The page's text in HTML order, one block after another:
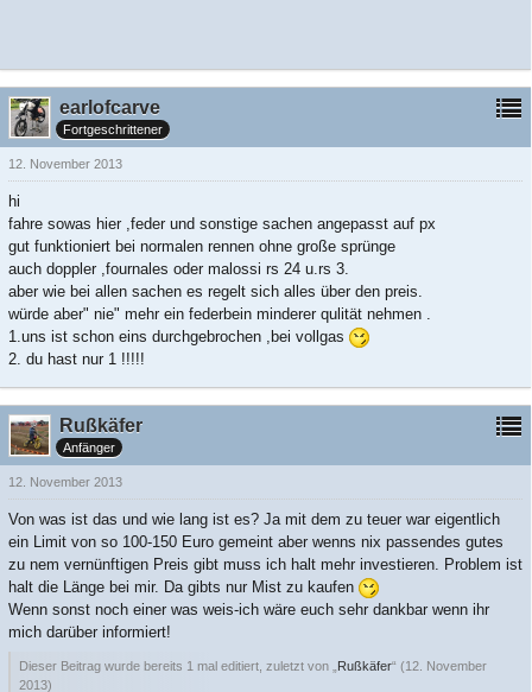
earlofcarve
Fortgeschrittener
12. November 2013
hi
fahre sowas hier ,feder und sonstige sachen angepasst auf px
gut funktioniert bei normalen rennen ohne große sprünge
auch doppler ,fournales oder malossi rs 24 u.rs 3.
aber wie bei allen sachen es regelt sich alles über den preis.
würde aber" nie" mehr ein federbein minderer qulität nehmen .
1.uns ist schon eins durchgebrochen ,bei vollgas
2. du hast nur 1 !!!!!
Rußkäfer
Anfänger
12. November 2013
Von was ist das und wie lang ist es? Ja mit dem zu teuer war eigentlich
ein Limit von so 100-150 Euro gemeint aber wenns nix passendes gutes
zu nem vernünftigen Preis gibt muss ich halt mehr investieren. Problem ist
halt die Länge bei mir. Da gibts nur Mist zu kaufen
Wenn sonst noch einer was weis-ich wäre euch sehr dankbar wenn ihr
mich darüber informiert!
Dieser Beitrag wurde bereits 1 mal editiert, zuletzt von „ Rußkäfer“ (12. November
2013)